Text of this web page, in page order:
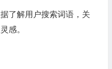
了解用户搜索词语，关
感。